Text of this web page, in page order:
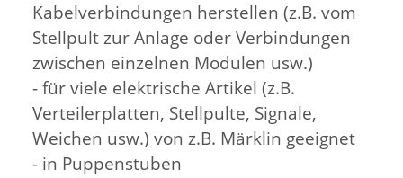
Kabelverbindungen herstellen (z.B. vom
Stellpult zur Anlage oder Verbindungen
zwischen einzelnen Modulen usw.)
- für viele elektrische Artikel (z.B.
Verteilerplatten, Stellpulte, Signale,
Weichen usw.) von z.B. Märklin geeignet
- in Puppenstuben